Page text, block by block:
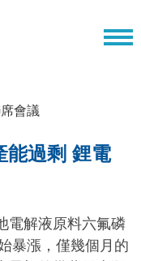
會議
能過剩 鋰電
電解液原料六氟磷
暴漲，僅幾個月的